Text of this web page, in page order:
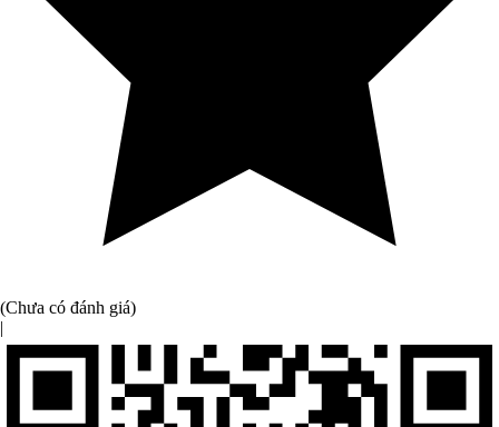
(Chưa có đánh giá)
|